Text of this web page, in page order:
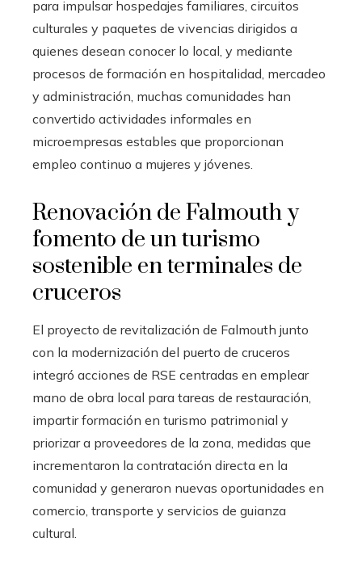
para impulsar hospedajes familiares, circuitos
culturales y paquetes de vivencias dirigidos a
quienes desean conocer lo local, y mediante
procesos de formación en hospitalidad, mercadeo
y administración, muchas comunidades han
convertido actividades informales en
microempresas estables que proporcionan
empleo continuo a mujeres y jóvenes.
Renovación de Falmouth y
fomento de un turismo
sostenible en terminales de
cruceros
El proyecto de revitalización de Falmouth junto
con la modernización del puerto de cruceros
integró acciones de RSE centradas en emplear
mano de obra local para tareas de restauración,
impartir formación en turismo patrimonial y
priorizar a proveedores de la zona, medidas que
incrementaron la contratación directa en la
comunidad y generaron nuevas oportunidades en
comercio, transporte y servicios de guianza
cultural.